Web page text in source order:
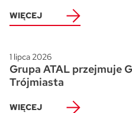
WIĘCEJ
1 lipca 2026
Grupa ATAL przejmuje
Trójmiasta
WIĘCEJ